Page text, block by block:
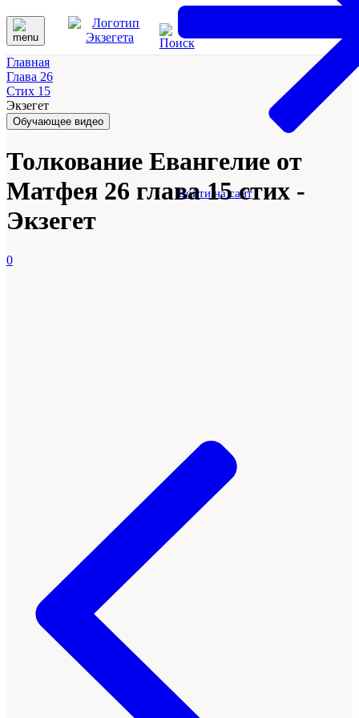
Войти на сайт
Главная
Глава 26
Стих 15
Экзегет
Обучающее видео
Толкование Евангелие от
Матфея 26 глава 15 стих -
Экзегет
0